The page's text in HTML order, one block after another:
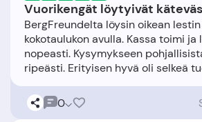
Vuorikengät löytyivät
BergFreundelta löysin oikean
kokotaulukon avulla. Kassa toimi
nopeasti. Kysymykseen
0